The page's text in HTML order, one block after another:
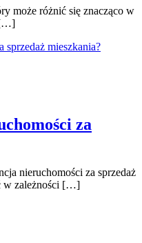
może różnić się znacząco w
[…]
za
nieruchomości za sprzedaż
w zależności […]